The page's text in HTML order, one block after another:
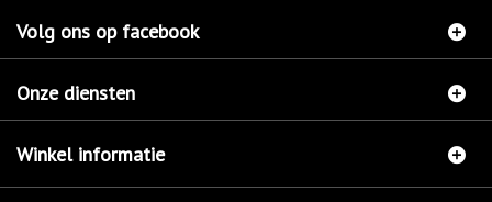
Volg ons op facebook
Onze diensten
Winkel informatie